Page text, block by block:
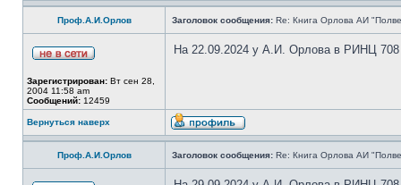
Проф.А.И.Орлов Заголовок сообщения: Re: Книга Орлова АИ
Зарегистрирован: Вт сен 28,
2004 11:58 am
Сообщений: 12459
На 22.09.2024 у А.И. Орлова в РИНЦ 708
Вернуться наверх
Проф.А.И.Орлов Заголовок сообщения: Re: Книга Орлова АИ